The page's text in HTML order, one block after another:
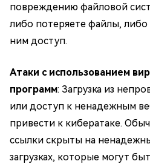
повреждению файловой
либо потеряете файлы,
ним доступ.
Атаки с использованием
программ: Загрузка из
или доступ к ненадежным
привести к кибератаке.
ссылки скрыты на
загрузках, которые могут